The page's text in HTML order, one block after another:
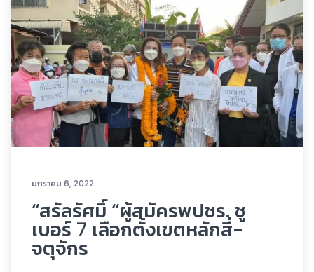
มกราคม 6, 2022
“สรัลรัศมิ์ “ผู้สมัครพปชร. ชู
เบอร์ 7 เลือกตั้งเขตหลักสี่-
จตุจักร